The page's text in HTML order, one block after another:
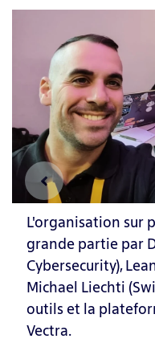
L'organisation sur
grande partie par
Cybersecurity),
Michael Liechti
outils et la
Vectra.